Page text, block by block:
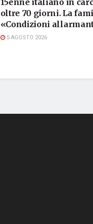
oltre 70 giorni. La
«Condizioni
5 AGOSTO 2026